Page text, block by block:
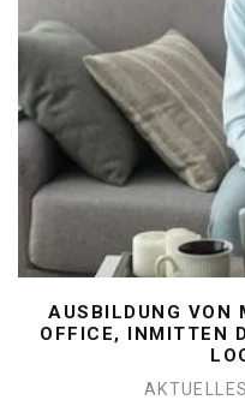
AUSBILDUNG VON
OFFICE, INMITTEN